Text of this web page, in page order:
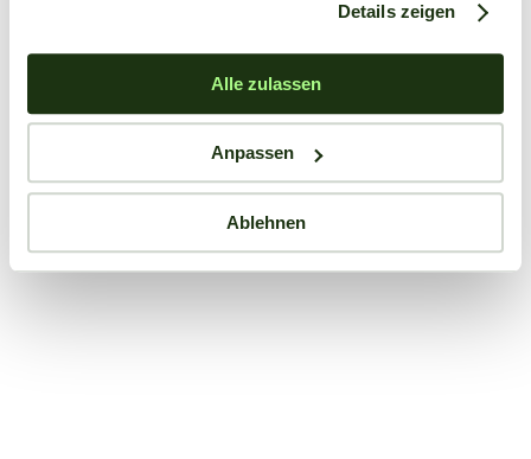
Details zeigen
Alle zulassen
Anpassen
Ablehnen